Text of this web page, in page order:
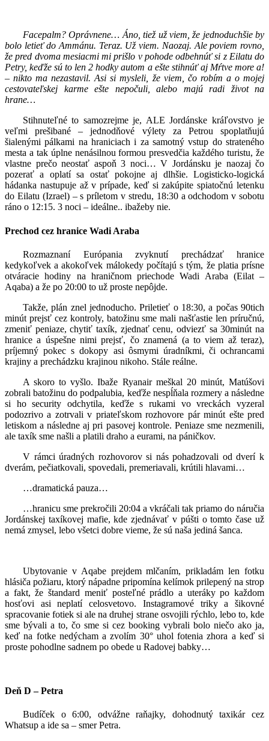
Facepalm? Oprávnene… Áno, tiež už viem, že jednoduchšie by
bolo letieť do Ammánu. Teraz. Už viem. Naozaj. Ale poviem rovno,
že pred dvoma mesiacmi mi prišlo v pohode odbehnúť si z Eilatu do
Petry, keďže sú to len 2 hodky autom a ešte stihnúť aj Mŕtve more a!
– nikto ma nezastavil. Asi si mysleli, že viem, čo robím a o mojej
cestovateľskej karme ešte nepočuli, alebo majú radi život na
hrane…
Stihnuteľné to samozrejme je, ALE Jordánske kráľovstvo je
veľmi prešibané – jednodňové výlety za Petrou spoplatňujú
šialenými pálkami na hraniciach i za samotný vstup do strateného
mesta a tak úplne nenásilnou formou presvedčia každého turistu, že
vlastne prečo neostať aspoň 3 noci… V Jordánsku je naozaj čo
pozerať a oplatí sa ostať pokojne aj dlhšie. Logisticko-logická
hádanka nastupuje až v prípade, keď si zakúpite spiatočnú letenku
do Eilatu (Izrael) – s príletom v stredu, 18:30 a odchodom v sobotu
ráno o 12:15. 3 noci – ideálne.. ibažeby nie.
Prechod cez hranice Wadi Araba
Rozmaznaní Európania zvyknutí prechádzať hranice
kedykoľvek a akokoľvek málokedy počítajú s tým, že platia prísne
otváracie hodiny na hraničnom priechode Wadi Araba (Eilat –
Aqaba) a že po 20:00 to už proste nepôjde.
Takže, plán znel jednoducho. Priletieť o 18:30, a počas 90tich
minút prejsť cez kontroly, batožinu sme mali našťastie len príručnú,
zmeniť peniaze, chytiť taxík, zjednať cenu, odviezť sa 30minút na
hranice a úspešne nimi prejsť, čo znamená (a to viem až teraz),
príjemný pokec s dokopy asi ôsmymi úradníkmi, či ochrancami
krajiny a prechádzku krajinou nikoho. Stále reálne.
A skoro to vyšlo. Ibaže Ryanair meškal 20 minút, Matúšovi
zobrali batožinu do podpalubia, keďže nespĺňala rozmery a následne
si ho security odchytila, keďže s rukami vo vreckách vyzeral
podozrivo a zotrvali v priateľskom rozhovore pár minút ešte pred
letiskom a následne aj pri pasovej kontrole. Peniaze sme nezmenili,
ale taxík sme našli a platili draho a eurami, na páničkov.
V rámci úradných rozhovorov si nás pohadzovali od dverí k
dverám, pečiatkovali, spovedali, premeriavali, krútili hlavami…
…dramatická pauza…
…hranicu sme prekročili 20:04 a vkráčali tak priamo do náručia
Jordánskej taxíkovej mafie, kde zjednávať v púšti o tomto čase už
nemá zmysel, lebo všetci dobre vieme, že sú naša jediná šanca.
Ubytovanie v Aqabe prejdem mlčaním, prikladám len fotku
hlásiča požiaru, ktorý nápadne pripomína kelímok prilepený na strop
a fakt, že štandard meniť posteľné prádlo a uteráky po každom
hosťovi asi neplatí celosvetovo. Instagramové triky a šikovné
spracovanie fotiek si ale na druhej strane osvojili rýchlo, lebo to, kde
sme bývali a to, čo sme si cez booking vybrali bolo niečo ako ja,
keď na fotke nedýcham a zvolím 30° uhol fotenia zhora a keď si
proste pohodlne sadnem po obede u Radovej babky…
Deň D – Petra
Budíček o 6:00, odvážne raňajky, dohodnutý taxikár cez
Whatsup a ide sa – smer Petra.